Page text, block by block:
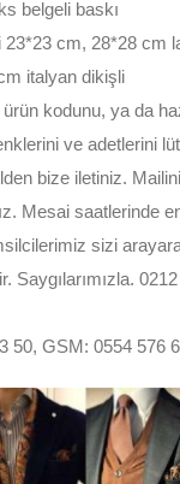
belgeli baskı
23*23 cm, 28*28 cm
italyan dikişli
kodunu, ya da
ve adetlerini
bize iletiniz.
Mesai saatlerinde
sizi
Saygılarımızla.
50, GSM: 0554 576